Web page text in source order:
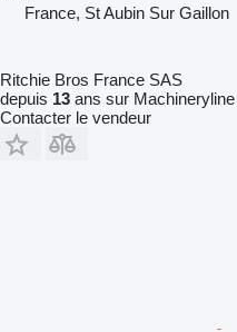
France, St Aubin Sur Gaillon
Ritchie Bros France SAS
depuis 13 ans sur Machineryline
Contacter le vendeur